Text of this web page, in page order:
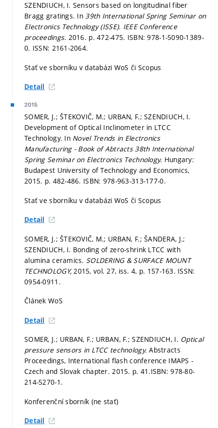
SZENDIUCH, I. Sensors based on longitudinal fiber
Bragg gratings. In39th International Spring Seminar on
Electronics Technology (ISSE). IEEE Conference
proceedings. 2016. p. 472-475. ISBN: 978-1-5090-1389-
0. ISSN: 2161-2064.
Stať ve sborníku v databázi WoS či Scopus
Detail
2015
SOMER, J.; ŠTEKOVIČ, M.; URBAN, F.; SZENDIUCH, I.
Development of Optical Inclinometer in LTCC
Technology. In Novel Trends in Electronics
Manufacturing - Book of Abtracts 38th International
Spring Seminar on Electronics Technology. Hungary:
Budapest University of Technology and Economics,
2015. p. 482-486. ISBN: 978-963-313-177-0.
Stať ve sborníku v databázi WoS či Scopus
Detail
SOMER, J.; ŠTEKOVIČ, M.; URBAN, F.; ŠANDERA, J.;
SZENDIUCH, I. Bonding of zero-shrink LTCC with
alumina ceramics. SOLDERING & SURFACE MOUNT
TECHNOLOGY,2015, vol. 27, iss. 4, p. 157-163. ISSN:
0954-0911.
Článek WoS
Detail
SOMER, J.; URBAN, F.; URBAN, F.; SZENDIUCH, I. Optical
pressure sensors in LTCC technology.Abstracts
Proceedings, International flash conference IMAPS -
Czech and Slovak chapter. 2015. p. 41.ISBN: 978-80-
214-5270-1.
Konferenční sborník (ne stať)
Detail